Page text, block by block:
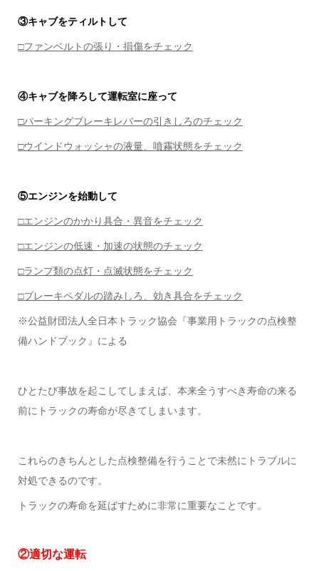
③キャブをティルトして
□ファンベルトの張り・損傷をチェック
④キャブを降ろして運転室に座って
□パーキングブレーキレバーの引きしろのチェック
□ウインドウォッシャの液量、噴霧状態をチェック
⑤エンジンを始動して
□エンジンのかかり具合・異音をチェック
□エンジンの低速・加速の状態のチェック
□ランプ類の点灯・点滅状態をチェック
□ブレーキペダルの踏みしろ、効き具合をチェック
※公益財団法人全日本トラック協会『事業用トラックの点検整
備ハンドブック』による
ひとたび事故を起こしてしまえば、本来全うすべき寿命の来る
前にトラックの寿命が尽きてしまいます。
これらのきちんとした点検整備を行うことで未然にトラブルに
対処できるのです。
トラックの寿命を延ばすために非常に重要なことです。
②適切な運転